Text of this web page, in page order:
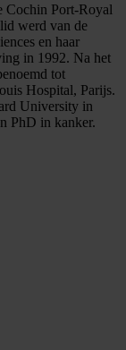
Cochin Port-Royal
werd van de
en haar
in 1992. Na het
tot
Hospital, Parijs.
University in
PhD in kanker.